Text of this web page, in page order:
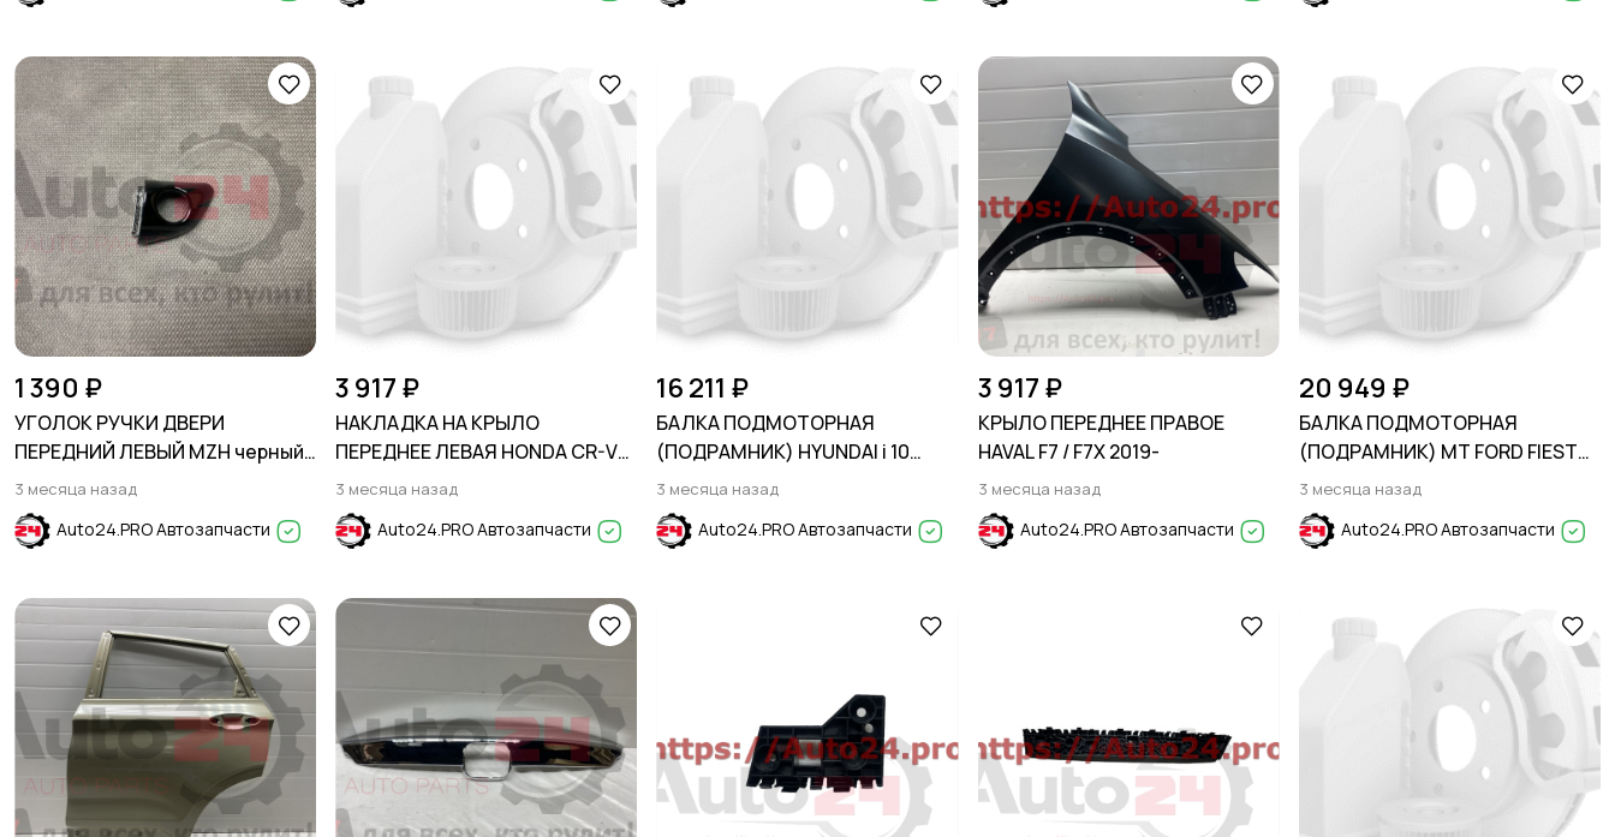
1 390 ₽
УГОЛОК РУЧКИ ДВЕРИ
ПЕРЕДНИЙ ЛЕВЫЙ MZH черный
HYUNDAI SOLARIS 2017-2024
3 месяца назад
Auto24.PRO Автозапчасти
3 917 ₽
НАКЛАДКА НА КРЫЛО
ПЕРЕДНЕЕ ЛЕВАЯ HONDA CR-V
2023-
3 месяца назад
Auto24.PRO Автозапчасти
16 211 ₽
БАЛКА ПОДМОТОРНАЯ
(ПОДРАМНИК) HYUNDAI i 10
2007-2013
3 месяца назад
Auto24.PRO Автозапчасти
3 917 ₽
КРЫЛО ПЕРЕДНЕЕ ПРАВОЕ
HAVAL F7 / F7X 2019-
3 месяца назад
Auto24.PRO Автозапчасти
20 949 ₽
БАЛКА ПОДМОТОРНАЯ
(ПОДРАМНИК) MT FORD FIESTA
2009-2016
3 месяца назад
Auto24.PRO Автозапчасти